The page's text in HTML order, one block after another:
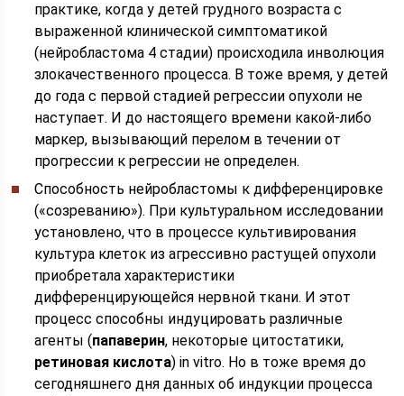
практике, когда у детей грудного возраста с
выраженной клинической симптоматикой
(нейробластома 4 стадии) происходила инволюция
злокачественного процесса. В тоже время, у детей
до года с первой стадией регрессии опухоли не
наступает. И до настоящего времени какой-либо
маркер, вызывающий перелом в течении от
прогрессии к регрессии не определен.
Способность нейробластомы к дифференцировке
(«созреванию»). При культуральном исследовании
установлено, что в процессе культивирования
культура клеток из агрессивно растущей опухоли
приобретала характеристики
дифференцирующейся нервной ткани. И этот
процесс способны индуцировать различные
агенты (папаверин, некоторые цитостатики,
ретиновая кислота) in vitro. Но в тоже время до
сегодняшнего дня данных об индукции процесса